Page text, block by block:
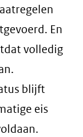
En
volledig
blijft
eis